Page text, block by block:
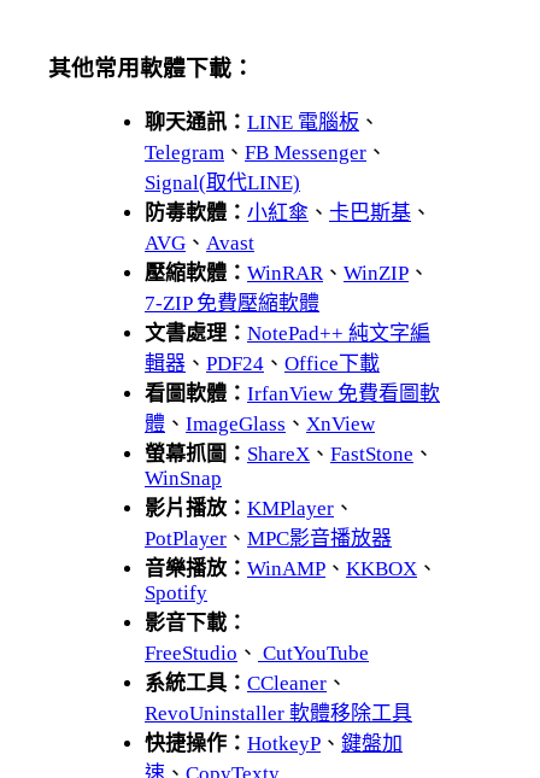
其他常用軟體下載：
聊天通訊： LINE 電腦板 、
Telegram 、 FB Messenger 、
Signal(取代LINE)
防毒軟體： 小紅傘 、 卡巴斯基 、
AVG 、 Avast
壓縮軟體： WinRAR 、 WinZIP 、
7-ZIP 免費壓縮軟體
文書處理： NotePad++ 純文字編
輯器 、 PDF24 、 Office下載
看圖軟體： IrfanView 免費看圖軟
體 、 ImageGlass 、 XnView
螢幕抓圖： ShareX 、 FastStone 、
WinSnap
影片播放： KMPlayer 、
PotPlayer 、 MPC影音播放器
音樂播放： WinAMP 、 KKBOX 、
Spotify
影音下載：
FreeStudio 、 CutYouTube
系統工具： CCleaner 、
RevoUninstaller 軟體移除工具
快捷操作： HotkeyP 、 鍵盤加
速 、 CopyTexty